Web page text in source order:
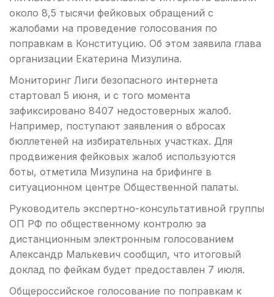
около 8,5 тысячи фейковых обращений с
жалобами на проведение голосования по
поправкам в Конституцию. Об этом заявила глава
организации Екатерина Мизулина.
Мониторинг Лиги безопасного интернета
стартовал 5 июня, и с того момента
зафиксировано 8407 недостоверных жалоб.
Например, поступают заявления о вбросах
бюллетеней на избирательных участках. Для
продвижения фейковых жалоб используются
боты, отметила Мизулина на брифинге в
ситуационном центре Общественной палаты.
Руководитель экспертно-консультативной группы
ОП РФ по общественному контролю за
дистанционным электронным голосованием
Александр Малькевич сообщил, что итоговый
доклад по фейкам будет предоставлен 7 июля.
Общероссийское голосование по поправкам к